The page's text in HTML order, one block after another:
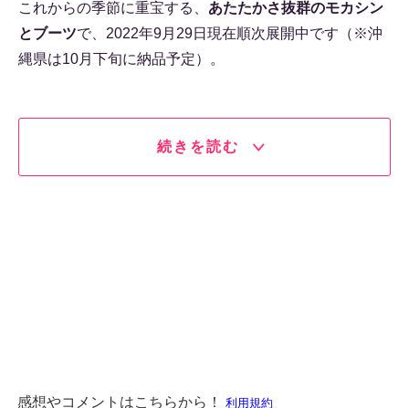
これからの季節に重宝する、 あたたかさ抜群のモカシン
とブーツで、2022年9月29日現在順次展開中です（※沖
縄県は10月下旬に納品予定）。
続きを読む